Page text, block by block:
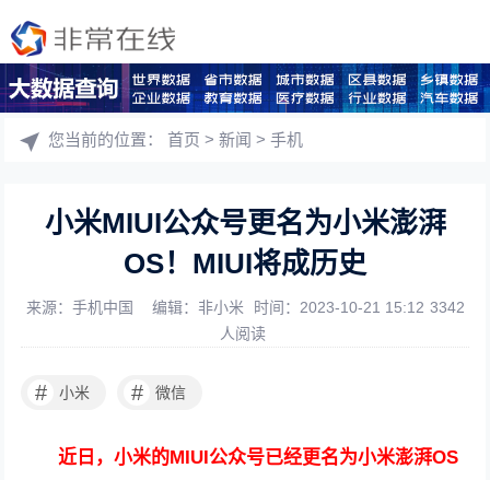
您当前的位置：首页 >新闻 >手机
小米MIUI公众号更名为小米澎湃
OS！MIUI将成历史
来源：手机中国 编辑：非小米 时间：2023-10-21 15:12 3342
人阅读
# 小米 # 微信
近日，小米的MIUI公众号已经更名为小米澎湃OS